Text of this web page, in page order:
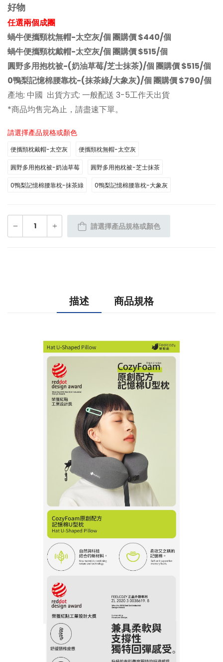
好物
任選兩個成團
蝸牛便攜頸枕無帽-太空灰/個 團購價 $440/個
蝸牛便攜頸枕戴帽-太空灰/個 團購價 $515/個
圓野多用抱枕被-(奶油草莓/芝士抹茶)/個 團購價 $515/個
0鴨梨記憶棉腰靠枕-(抹茶綠/大象灰)/個 團購價 $790/個
產地: 中國 出貨方式: 一般配送 3-5工作天出貨
*商品均售完為止，請盡速下單。
請選擇產品規格或顏色
便攜頸枕戴帽-太空灰 便攜頸枕無帽-太空灰
圓野多用抱枕被-奶油草莓 圓野多用抱枕被-芝士抹茶
0鴨梨記憶棉腰靠枕-抹茶綠 0鴨梨記憶棉腰靠枕-大象灰
請選擇產品規格或顏色
描述 商品規格